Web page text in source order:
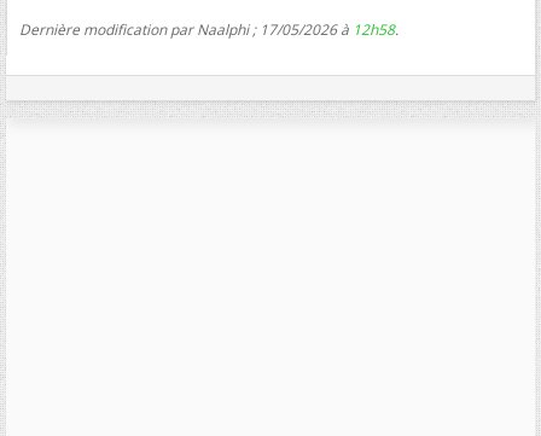
Dernière modification par Naalphi ; 17/05/2026 à 12h58.